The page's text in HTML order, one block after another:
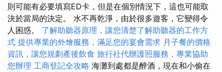
則可能有必要填寫ED卡，但是在個別情況下，這也可能取
決於當局的決定。 水不再乾淨，由於很多遊客，它變得令
人困惑。 了解助聽器原理，讓您清楚了解助聽器的工作方
式 提供專業的外燴服務，滿足您的宴會需求 月子餐的價格
資訊，讓您規劃產後飲食 旅行社代辦護照服務，專業協助
您辦理 工商登記全攻略 海灘到處都是醉酒，現在和小偷在